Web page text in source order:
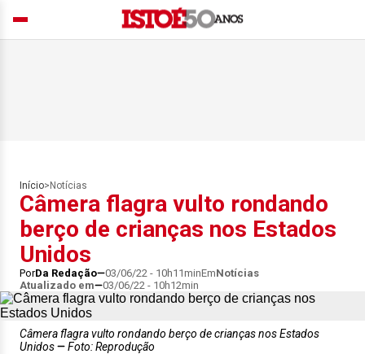
Início> Notícias
Câmera flagra vulto rondando
berço de crianças nos Estados
Unidos
PorDa Redação 03/06/22 - 10h11minEmNotícias
Atualizado em
03/06/22 - 10h12min
Câmera flagra vulto rondando berço de crianças nos Estados
Unidos
Foto: Reprodução